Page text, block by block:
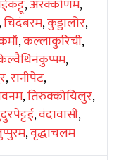
,अरक्कोणम,
,चिदंबरम,कुड्डालोर,
,कल्लाकुरिची,
,
,रानीपेट,
,तिरुक्कोयिलुर,
,वंदावासी,
,वृद्धाचलम